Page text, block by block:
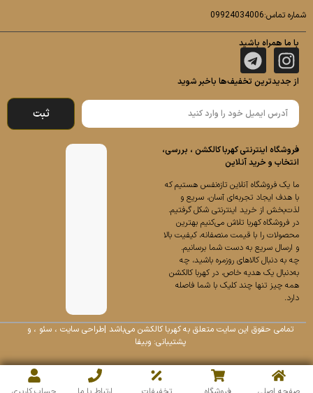
شماره تماس:09924034006
با ما همراه باشید
از جدیدترین تخفیف‌ها باخبر شوید
ثبت
فروشگاه اینترنتی کهربا کالکشن ، بررسی،
انتخاب و خرید آنلاین
ما یک فروشگاه آنلاین تازه‌نفس هستیم که
با هدف ایجاد تجربه‌ای آسان، سریع و
لذت‌بخش از خرید اینترنتی شکل گرفتیم.
در فروشگاه کهربا تلاش می‌کنیم بهترین
محصولات را با قیمت منصفانه، کیفیت بالا
و ارسال سریع به دست شما برسانیم.
چه به دنبال کالاهای روزمره باشید، چه
به‌دنبال یک هدیه خاص، در کهربا کالکشن
همه چیز تنها چند کلیک با شما فاصله
دارد.
تمامی حقوق این سایت متعلق بهکهربا کالکشنمی‌باشد |طراحی سایت، سئو ، و
پشتیبانی: وبیفا